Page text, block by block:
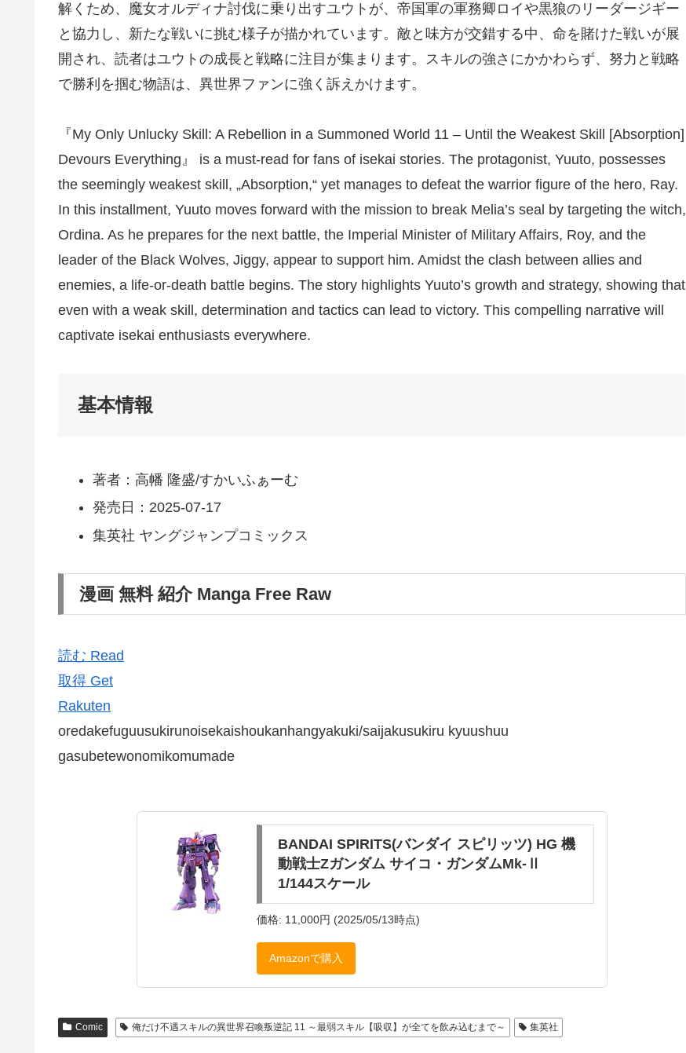
解くため、魔女オルディナ討伐に乗り出すユウトが、帝国軍の軍務卿ロイや黒狼のリーダージギー
と協力し、新たな戦いに挑む様子が描かれています。敵と味方が交錯する中、命を賭けた戦いが展
開され、読者はユウトの成長と戦略に注目が集まります。スキルの強さにかかわらず、努力と戦略
で勝利を掴む物語は、異世界ファンに強く訴えかけます。
『My Only Unlucky Skill: A Rebellion in a Summoned World 11 – Until the Weakest Skill [Absorption]
Devours Everything』 is a must-read for fans of isekai stories. The protagonist, Yuuto, possesses
the seemingly weakest skill, „Absorption,“ yet manages to defeat the warrior figure of the hero, Ray.
In this installment, Yuuto moves forward with the mission to break Melia’s seal by targeting the witch,
Ordina. As he prepares for the next battle, the Imperial Minister of Military Affairs, Roy, and the
leader of the Black Wolves, Jiggy, appear to support him. Amidst the clash between allies and
enemies, a life-or-death battle begins. The story highlights Yuuto’s growth and strategy, showing that
even with a weak skill, determination and tactics can lead to victory. This compelling narrative will
captivate isekai enthusiasts everywhere.
基本情報
著者：高幡 隆盛/すかいふぁーむ
発売日：2025-07-17
集英社 ヤングジャンプコミックス
漫画 無料 紹介 Manga Free Raw
読む Read
取得 Get
Rakuten
oredakefuguusukirunoisekaishoukanhangyakuki/saijakusukiru kyuushuu
gasubetewonomikomumade
BANDAI SPIRITS(バンダイ スピリッツ) HG 機
動戦士Zガンダム サイコ・ガンダムMk-Ⅱ
1/144スケール
価格: 11,000円 (2025/05/13時点)
Amazonで購入
Comic 俺だけ不遇スキルの異世界召喚叛逆記 11 ～最弱スキル【吸収】が全てを飲み込むまで～ 集英社